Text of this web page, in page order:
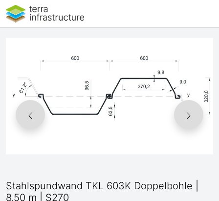
Stahlspundwand TKL 603K Doppelbohle |
8,50 m | S270